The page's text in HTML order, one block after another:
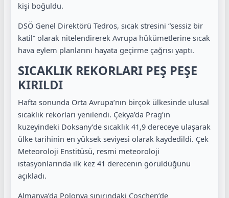
kişi boğuldu.
DSÖ Genel Direktörü Tedros, sıcak stresini “sessiz bir
katil” olarak nitelendirerek Avrupa hükümetlerine sıcak
hava eylem planlarını hayata geçirme çağrısı yaptı.
SICAKLIK REKORLARI PEŞ PEŞE
KIRILDI
Hafta sonunda Orta Avrupa’nın birçok ülkesinde ulusal
sıcaklık rekorları yenilendi. Çekya’da Prag’ın
kuzeyindeki Doksany’de sıcaklık 41,9 dereceye ulaşarak
ülke tarihinin en yüksek seviyesi olarak kaydedildi. Çek
Meteoroloji Enstitüsü, resmi meteoroloji
istasyonlarında ilk kez 41 derecenin görüldüğünü
açıkladı.
Almanya’da Polonya sınırındaki Coschen’de